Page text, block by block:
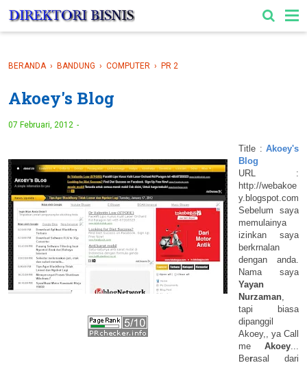
-->
BERANDA › BANDUNG › COMPUTER › PR 2
Akoey's Blog
07 Februari, 2012
Title : Akoey's
Blog
URL :
http://webakoe
y.blogspot.com
Sebelum saya
memulainya
izinkan saya
berkrnalan
dengan anda.
Nama saya
Yayan
Nurzaman,
tapi biasa
dipanggil
Akoey,, ya Call
me Akoey...
Berasal dari